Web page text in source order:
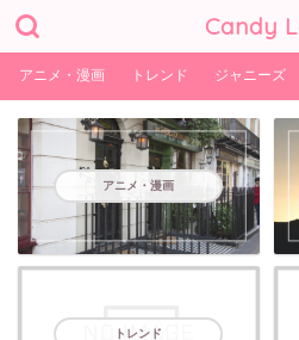
Candy
アニメ・漫画 トレンド ジャニーズ
アニメ・漫画
トレンド